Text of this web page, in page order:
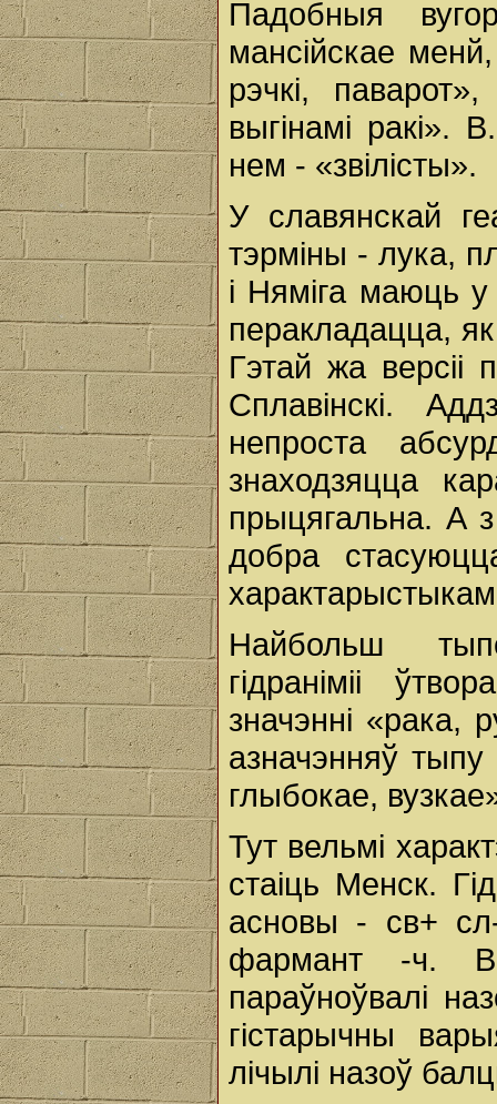
Падобныя
мансійскае
рэчкі,
выгінамі ракі».
нем - «звілісты».
У славянскай
тэрміны - лука,
i Няміга маюць
перакладацца,
Гэтай жа версіі
Сплавінскі.
непроста
знаходзяцца
прыцягальна. А з
добра
Найбольш
гідраніміі
значэнні «рака,
азначэнняў
глыбокае,
Тут вельмі
стаіць Менск.
асновы - св+ сл-
фармант -ч.
параўноўвалі
гістарычны
лічылі назоў